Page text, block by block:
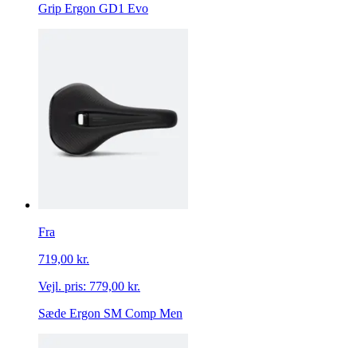
Grip Ergon GD1 Evo
Fra
719,00 kr.
Vejl. pris: 779,00 kr.
Sæde Ergon SM Comp Men